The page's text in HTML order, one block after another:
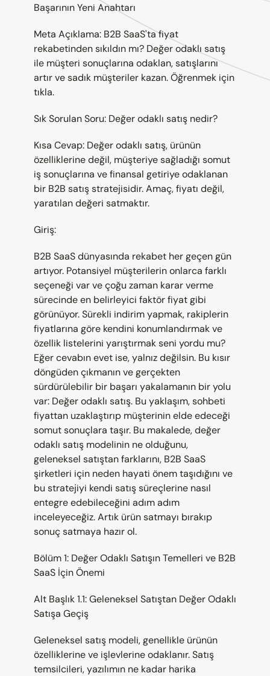
Başarının Yeni Anahtarı
Meta Açıklama: B2B SaaS'ta fiyat
rekabetinden sıkıldın mı? Değer odaklı satış
ile müşteri sonuçlarına odaklan, satışlarını
artır ve sadık müşteriler kazan. Öğrenmek için
tıkla.
Sık Sorulan Soru: Değer odaklı satış nedir?
Kısa Cevap: Değer odaklı satış, ürünün
özelliklerine değil, müşteriye sağladığı somut
iş sonuçlarına ve finansal getiriye odaklanan
bir B2B satış stratejisidir. Amaç, fiyatı değil,
yaratılan değeri satmaktır.
Giriş:
B2B SaaS dünyasında rekabet her geçen gün
artıyor. Potansiyel müşterilerin onlarca farklı
seçeneği var ve çoğu zaman karar verme
sürecinde en belirleyici faktör fiyat gibi
görünüyor. Sürekli indirim yapmak, rakiplerin
fiyatlarına göre kendini konumlandırmak ve
özellik listelerini yarıştırmak seni yordu mu?
Eğer cevabın evet ise, yalnız değilsin. Bu kısır
döngüden çıkmanın ve gerçekten
sürdürülebilir bir başarı yakalamanın bir yolu
var: Değer odaklı satış. Bu yaklaşım, sohbeti
fiyattan uzaklaştırıp müşterinin elde edeceği
somut sonuçlara taşır. Bu makalede, değer
odaklı satış modelinin ne olduğunu,
geleneksel satıştan farklarını, B2B SaaS
şirketleri için neden hayati önem taşıdığını ve
bu stratejiyi kendi satış süreçlerine nasıl
entegre edebileceğini adım adım
inceleyeceğiz. Artık ürün satmayı bırakıp
sonuç satmaya hazır ol.
Bölüm 1: Değer Odaklı Satışın Temelleri ve B2B
SaaS İçin Önemi
Alt Başlık 1.1: Geleneksel Satıştan Değer Odaklı
Satışa Geçiş
Geleneksel satış modeli, genellikle ürünün
özelliklerine ve işlevlerine odaklanır. Satış
temsilcileri, yazılımın ne kadar harika